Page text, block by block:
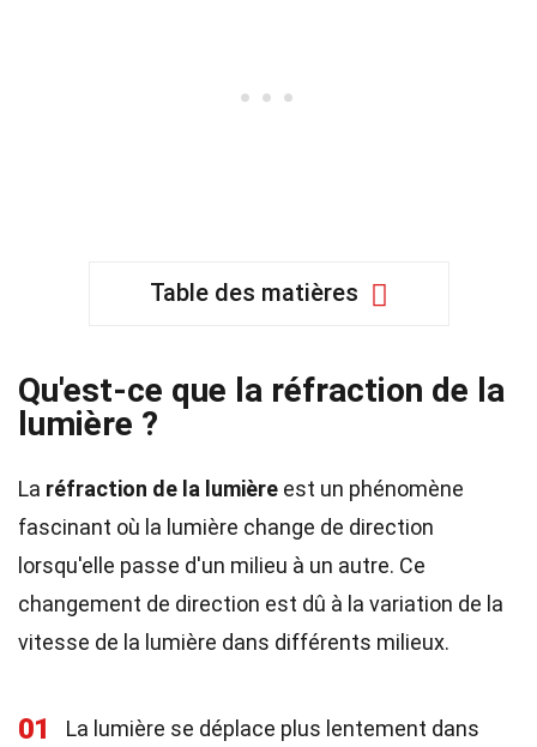
Table des matières
Qu'est-ce que la réfraction de la
lumière ?
La réfraction de la lumière est un phénomène
fascinant où la lumière change de direction
lorsqu'elle passe d'un milieu à un autre. Ce
changement de direction est dû à la variation de la
vitesse de la lumière dans différents milieux.
01
La lumière se déplace plus lentement dans